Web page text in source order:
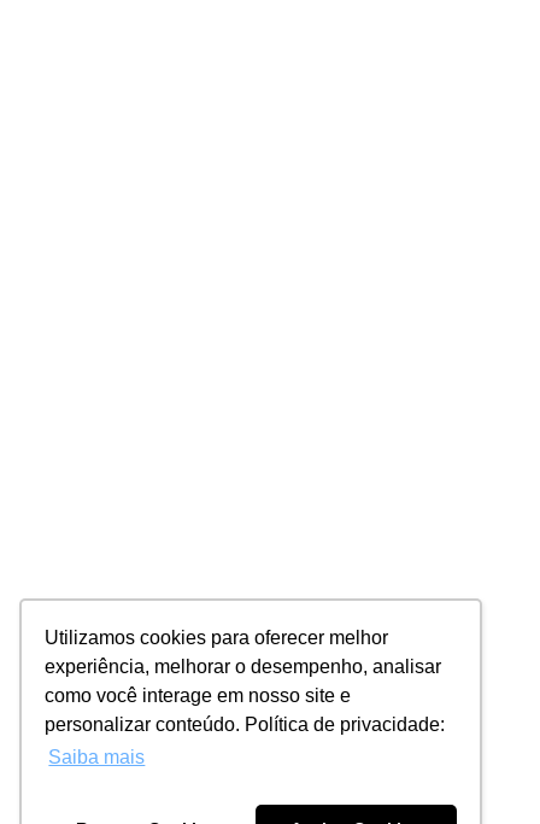
Utilizamos cookies para oferecer melhor
experiência, melhorar o desempenho, analisar
como você interage em nosso site e
personalizar conteúdo. Política de privacidade:
Saiba mais